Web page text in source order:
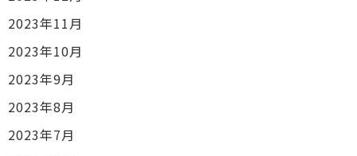
2023年11月
2023年10月
2023年9月
2023年8月
2023年7月